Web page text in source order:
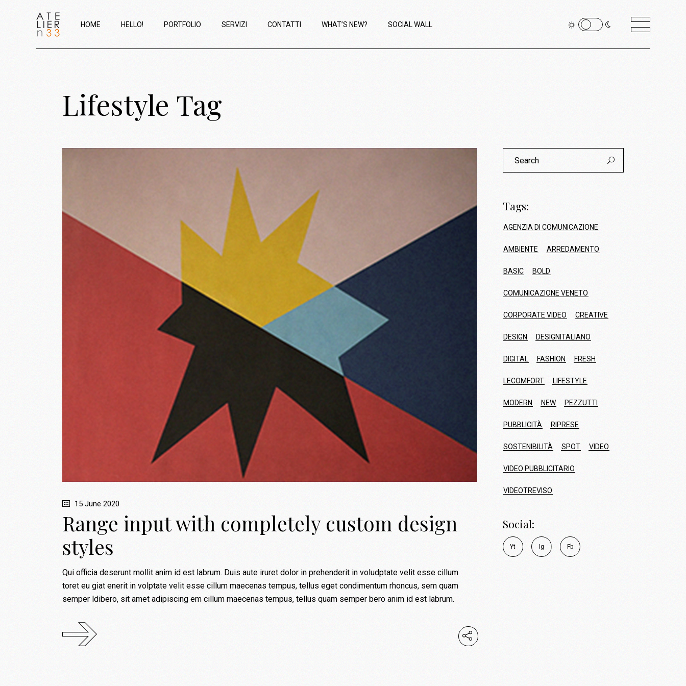
HOME HELLO! PORTFOLIO SERVIZI CONTATTI WHAT’S NEW? SOCIAL WALL
Lifestyle Tag
15 June 2020
Range input with completely custom design
styles
Qui officia deserunt mollit anim id est labrum. Duis aute iruret dolor in prehenderit in voludptate velit esse cillum
toret eu giat enerit in volptate velit esse cillum maecenas tempus, tellus eget condimentum rhoncus, sem quam
semper ldibero, sit amet adipiscing em cillum maecenas tempus, tellus quam semper bero anim id est labrum.
Search
Tags:
AGENZIA DI COMUNICAZIONE
AMBIENTE ARREDAMENTO
BASIC BOLD
COMUNICAZIONE VENETO
CORPORATE VIDEO CREATIVE
DESIGN DESIGNITALIANO
DIGITAL FASHION FRESH
LECOMFORT LIFESTYLE
MODERN NEW PEZZUTTI
PUBBLICITÀ RIPRESE
SOSTENIBILITÀ SPOT VIDEO
VIDEO PUBBLICITARIO
VIDEOTREVISO
Social:
Yt g Fb